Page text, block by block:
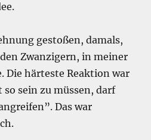
gestoßen, damals,
Zwanzigern, in meiner
Die härteste Reaktion war
sein zu müssen, darf
Das war